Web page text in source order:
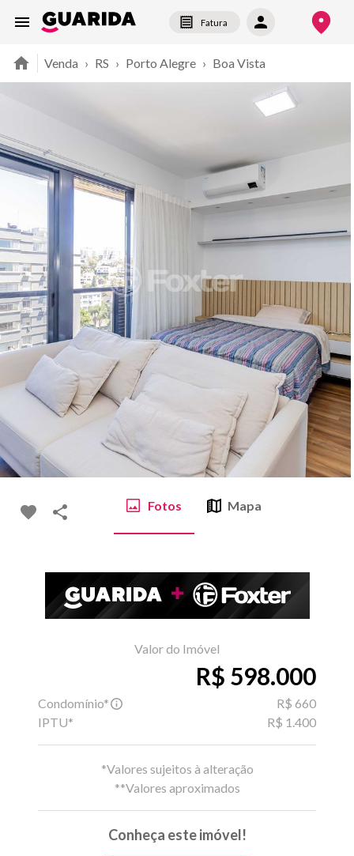
Fatura
Venda › RS › Porto Alegre › Boa Vista
Fotos Mapa
Valor do Imóvel
R$ 598.000
Condomínio*
R$ 660
IPTU*
R$ 1.400
*Valores sujeitos à alteração
**Valores aproximados
Conheça este imóvel!